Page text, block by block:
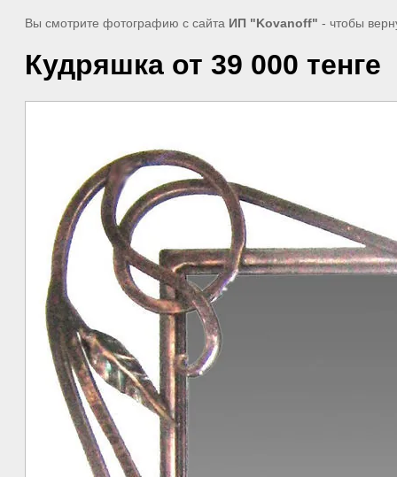
Вы смотрите фотографию с сайта ИП "Kovanoff" - чтобы
Кудряшка от 39 000 тенге